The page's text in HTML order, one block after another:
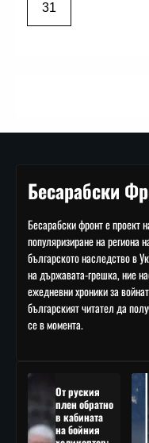
31
Бесарабски
Бесарабски фронт е проект
популяризиране на региона
българското наследство в
на държавата-грешка, ние
ежедневни хроники за
българският читател да
се в момента.
От руския
плен обратно
в кабината
на бойния